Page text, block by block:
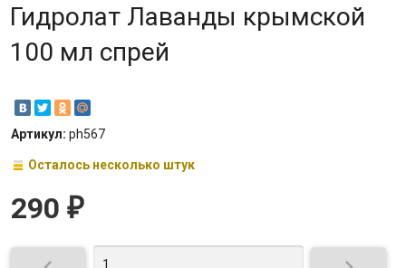
Гидролат Лаванды крымской
100 мл спрей
Артикул: ph567
Осталось несколько штук
290 ₽